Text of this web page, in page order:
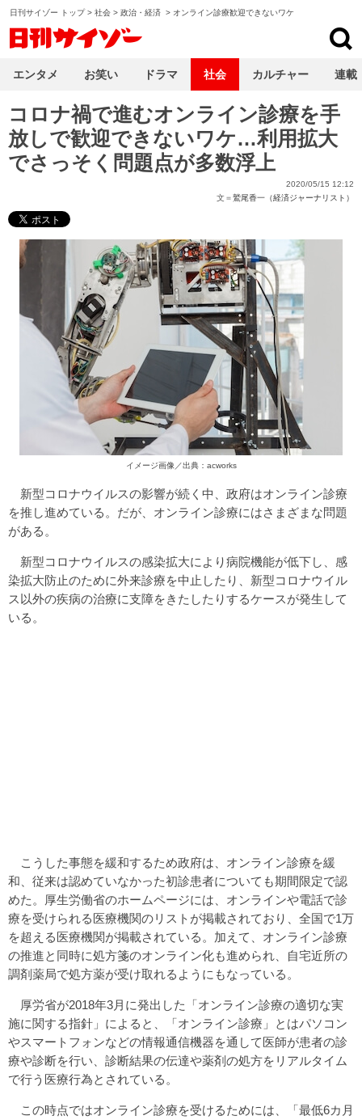
日刊サイゾー トップ> 社会 > 政治・経済 > オンライン診療歓迎できないワケ
コロナ禍で進むオンライン診療を手
放しで歓迎できないワケ…利用拡大
でさっそく問題点が多数浮上
2020/05/15 12:12
文＝鷲尾香一（経済ジャーナリスト）
イメージ画像／出典：acworks
新型コロナウイルスの影響が続く中、政府はオンライン診療
を推し進めている。だが、オンライン診療にはさまざまな問題
がある。
新型コロナウイルスの感染拡大により病院機能が低下し、感
染拡大防止のために外来診療を中止したり、新型コロナウイル
ス以外の疾病の治療に支障をきたしたりするケースが発生して
いる。
こうした事態を緩和するため政府は、オンライン診療を緩
和、従来は認めていなかった初診患者についても期間限定で認
めた。厚生労働省のホームページには、オンラインや電話で診
療を受けられる医療機関のリストが掲載されており、全国で1万
を超える医療機関が掲載されている。加えて、オンライン診療
の推進と同時に処方箋のオンライン化も進められ、自宅近所の
調剤薬局で処方薬が受け取れるようにもなっている。
厚労省が2018年3月に発出した「オンライン診療の適切な実
施に関する指針」によると、「オンライン診療」とはパソコン
やスマートフォンなどの情報通信機器を通して医師が患者の診
療や診断を行い、診断結果の伝達や薬剤の処方をリアルタイム
で行う医療行為とされている。
この時点ではオンライン診療を受けるためには、「最低6カ月
エンタメ お笑い ドラマ 社会 カルチャー 連載